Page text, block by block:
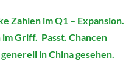
Zahlen im Q1 – Expansion.
Griff. Passt. Chancen
in China gesehen.